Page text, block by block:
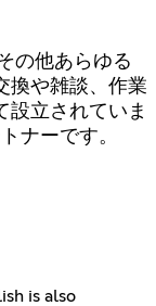
の他あらゆる
換や雑談、作業
設立されていま
ナーです。
is also